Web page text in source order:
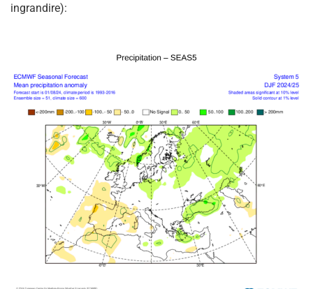
ingrandire):